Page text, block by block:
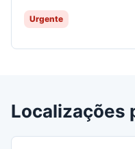
Urgente
Localizações